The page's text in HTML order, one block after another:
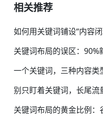
相关推荐
如何用关键词铺设“内容
关键词布局的误区：90%
别只盯着关键词，长尾
关键词布局的黄金比例